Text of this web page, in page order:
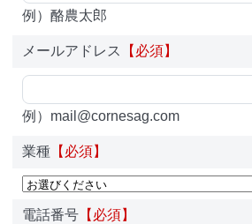
例）酪農太郎
メールアドレス 【必須】
例）mail@cornesag.com
業種【必須】
電話番号【必須】